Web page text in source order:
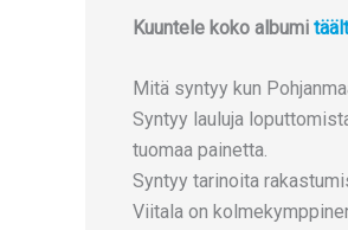
Kuuntele koko albumi
Mitä syntyy kun
Syntyy lauluja
tuomaa painetta.
Syntyy tarinoita
Viitala on